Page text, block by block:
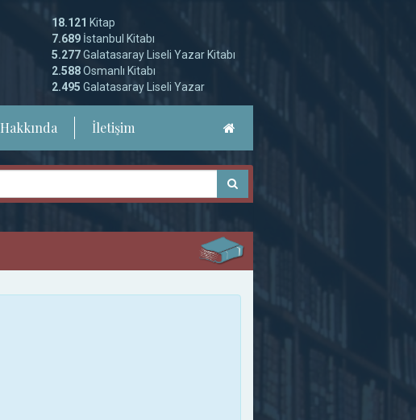
18.121 Kitap
7.689 İstanbul Kitabı
5.277Galatasaray Liseli Yazar Kitabı
2.588Osmanlı Kitabı
2.495 Galatasaray Liseli Yazar
Hakkında İletişim